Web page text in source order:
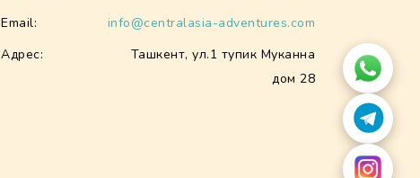
Email:
info@centralasia-adventures.com
Адрес:
Ташкент, ул.1 тупик Муканна
дом 28